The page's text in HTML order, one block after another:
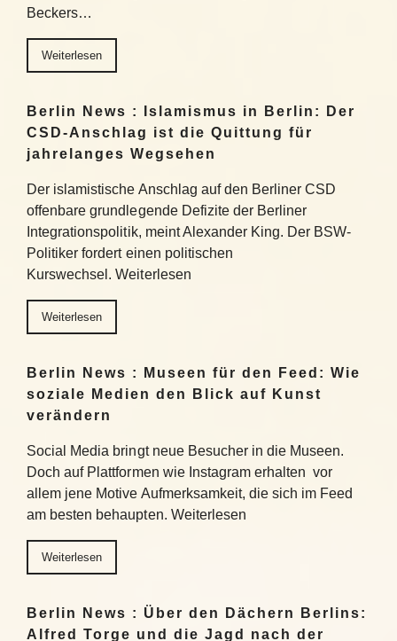
Beckers…
Weiterlesen
Berlin News : Islamismus in Berlin: Der
CSD-Anschlag ist die Quittung für
jahrelanges Wegsehen
Der islamistische Anschlag auf den Berliner CSD
offenbare grundlegende Defizite der Berliner
Integrationspolitik, meint Alexander King. Der BSW-
Politiker fordert einen politischen
Kurswechsel. Weiterlesen
Weiterlesen
Berlin News : Museen für den Feed: Wie
soziale Medien den Blick auf Kunst
verändern
Social Media bringt neue Besucher in die Museen.
Doch auf Plattformen wie Instagram erhalten vor
allem jene Motive Aufmerksamkeit, die sich im Feed
am besten behaupten. Weiterlesen
Weiterlesen
Berlin News : Über den Dächern Berlins:
Alfred Torge und die Jagd nach der